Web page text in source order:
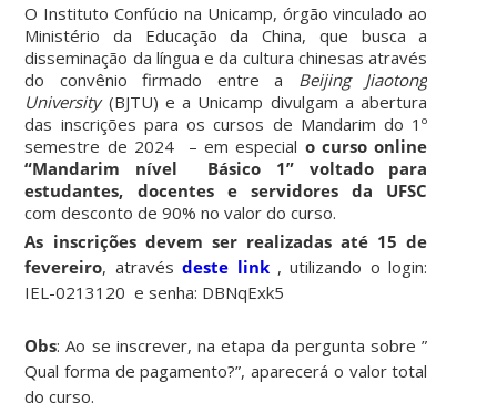
O Instituto Confúcio na Unicamp, órgão vinculado ao
Ministério da Educação da China, que busca a
disseminação da língua e da cultura chinesas através
do convênio firmado entre a Beijing Jiaotong
University(BJTU) e a Unicamp divulgam a abertura
das inscrições para os cursos de Mandarim do 1º
semestre de 2024 – em especial o curso online
“Mandarim nível Básico 1”
voltado para
estudantes, docentes e servidores da UFSC
com desconto de 90% no valor do curso.
As inscrições devem ser realizadas até 15 de
fevereiro, atravésdeste link , utilizando o login:
IEL-0213120e senha: DBNqExk5
Obs: Ao se inscrever, na etapa da pergunta sobre ”
Qual forma de pagamento?”, aparecerá o valor total
do curso.